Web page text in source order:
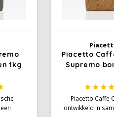
1kg
Piacetto
Supremo
Piacetto Caffe
ontwikkeld in